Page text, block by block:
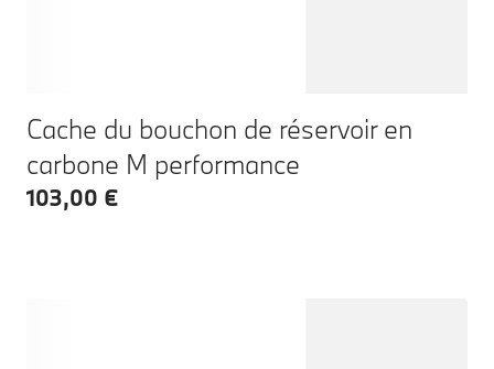
Cache du bouchon de réservoir en
carbone M performance
103,00 €